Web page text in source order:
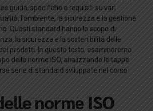
guida, specifiche e requisiti su vari
l’ambiente, la sicurezza e la gestione
Questi standard hanno lo scopo di
la sicurezza e la sostenibilità delle
prodotti. In questo testo, esamineremo
delle norme ISO, analizzando le tappe
serie di standard sviluppate nel corso
norme ISO